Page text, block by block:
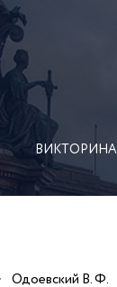
ВИКТОРИНА
Одоевский В. Ф.